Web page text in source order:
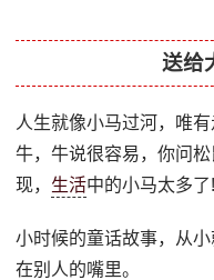
送给
人生就像小马过河，唯
牛，牛说很容易，你问
现， 生活中的小马太多了!
小时候的童话故事，从
在别人的嘴里。